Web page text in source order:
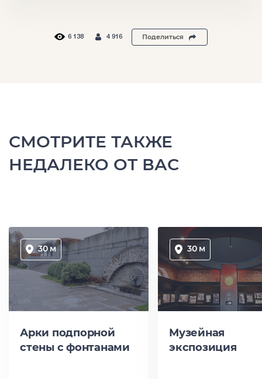
6 138 4 916 Поделиться
СМОТРИТЕ ТАКЖЕ
НЕДАЛЕКО ОТ ВАС
30 м
Арки подпорной
стены с фонтанами
30 м
Музейная
экспозиция